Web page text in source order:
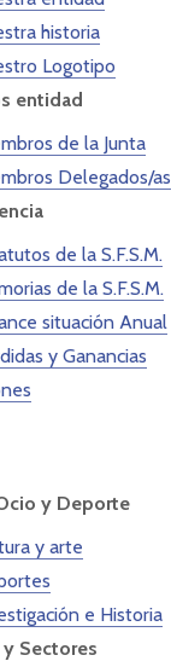
historia
Logotipo
entidad
de la Junta
Delegados/as
de la S.F.S.M.
de la S.F.S.M.
situación Anual
y Ganancias
y Deporte
y arte
e Historia
Sectores